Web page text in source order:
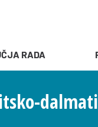
RADA